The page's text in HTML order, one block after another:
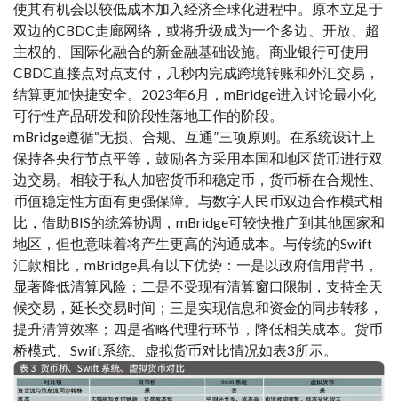
使其有机会以较低成本加入经济全球化进程中。原本立足于
双边的CBDC走廊网络，或将升级成为一个多边、开放、超
主权的、国际化融合的新金融基础设施。商业银行可使用
CBDC直接点对点支付，几秒内完成跨境转账和外汇交易，
结算更加快捷安全。2023年6月，mBridge进入讨论最小化
可行性产品研发和阶段性落地工作的阶段。
mBridge遵循“无损、合规、互通”三项原则。在系统设计上
保持各央行节点平等，鼓励各方采用本国和地区货币进行双
边交易。相较于私人加密货币和稳定币，货币桥在合规性、
币值稳定性方面有更强保障。与数字人民币双边合作模式相
比，借助BIS的统筹协调，mBridge可较快推广到其他国家和
地区，但也意味着将产生更高的沟通成本。与传统的Swift
汇款相比，mBridge具有以下优势：一是以政府信用背书，
显著降低清算风险；二是不受现有清算窗口限制，支持全天
候交易，延长交易时间；三是实现信息和资金的同步转移，
提升清算效率；四是省略代理行环节，降低相关成本。货币
桥模式、Swift系统、虚拟货币对比情况如表3所示。